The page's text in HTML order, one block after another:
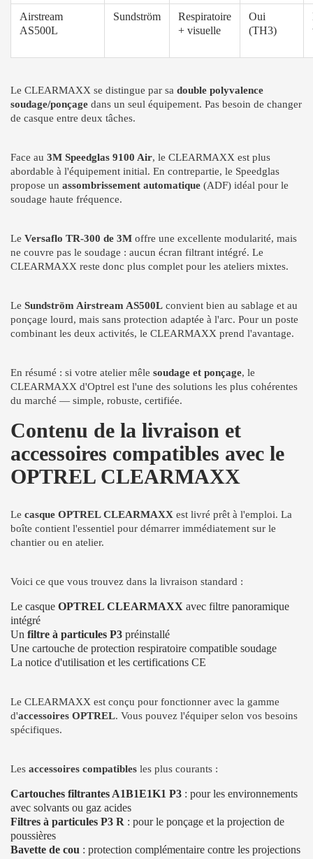
Airstream
AS500L
Sundström
Respiratoire
+ visuelle
Oui
(TH3)
Le CLEARMAXX se distingue par sa double polyvalence
soudage/ponçage dans un seul équipement. Pas besoin de changer
de casque entre deux tâches.
Face au 3M Speedglas 9100 Air, le CLEARMAXX est plus
abordable à l'équipement initial. En contrepartie, le Speedglas
propose un assombrissement automatique (ADF) idéal pour le
soudage haute fréquence.
Le Versaflo TR-300 de 3M offre une excellente modularité, mais
ne couvre pas le soudage : aucun écran filtrant intégré. Le
CLEARMAXX reste donc plus complet pour les ateliers mixtes.
Le Sundström Airstream AS500L convient bien au sablage et au
ponçage lourd, mais sans protection adaptée à l'arc. Pour un poste
combinant les deux activités, le CLEARMAXX prend l'avantage.
En résumé : si votre atelier mêle soudage et ponçage, le
CLEARMAXX d'Optrel est l'une des solutions les plus cohérentes
du marché — simple, robuste, certifiée.
Contenu de la livraison et
accessoires compatibles avec le
OPTREL CLEARMAXX
Le casque OPTREL CLEARMAXX est livré prêt à l'emploi. La
boîte contient l'essentiel pour démarrer immédiatement sur le
chantier ou en atelier.
Voici ce que vous trouvez dans la livraison standard :
Le casque OPTREL CLEARMAXX avec filtre panoramique
intégré
Un filtre à particules P3 préinstallé
Une cartouche de protection respiratoire compatible soudage
La notice d'utilisation et les certifications CE
Le CLEARMAXX est conçu pour fonctionner avec la gamme
d'accessoires OPTREL. Vous pouvez l'équiper selon vos besoins
spécifiques.
Les accessoires compatibles les plus courants :
Cartouches filtrantes A1B1E1K1 P3 : pour les environnements
avec solvants ou gaz acides
Filtres à particules P3 R : pour le ponçage et la projection de
poussières
Bavette de cou : protection complémentaire contre les projections